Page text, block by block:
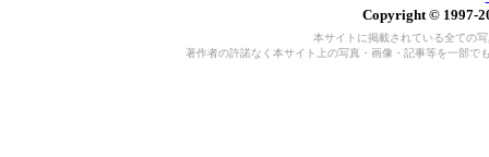
Copyright © 1997-
本サイトに掲載されている全ての
著作者の許諾なく本サイト上の写真・画像・記事等を一部で